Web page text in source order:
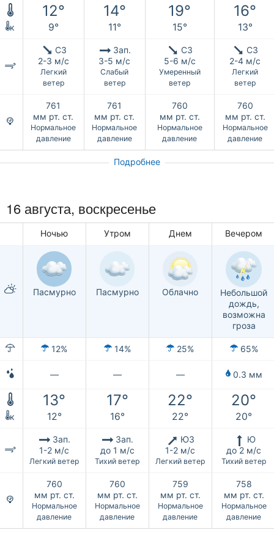
12° 14° 19° 16°
к 9° 11° 15° 13°
СЗ
2-3 м/с
Легкий
ветер
Зап.
3-5 м/с
Слабый
ветер
СЗ
5-6 м/с
Умеренный
ветер
СЗ
2-4 м/с
Легкий
ветер
761
мм рт. ст.
Нормальное
давление
761
мм рт. ст.
Нормальное
давление
760
мм рт. ст.
Нормальное
давление
760
мм рт. ст.
Нормальное
давление
Подробнее
16 августа, воскресенье
Ночью Утром Днем Вечером
Пасмурно Пасмурно Облачно
Небольшой
дождь,
возможна
гроза
12% 14% 25% 65%
— — — 0.3 мм
13° 17° 22° 20°
к 12° 16° 22° 20°
Зап.
1-2 м/с
Легкий ветер
Зап.
до 1 м/с
Тихий ветер
ЮЗ
1-2 м/с
Легкий ветер
Ю
до 2 м/с
Тихий ветер
760
мм рт. ст.
Нормальное
давление
760
мм рт. ст.
Нормальное
давление
759
мм рт. ст.
Нормальное
давление
758
мм рт. ст.
Нормальное
давление